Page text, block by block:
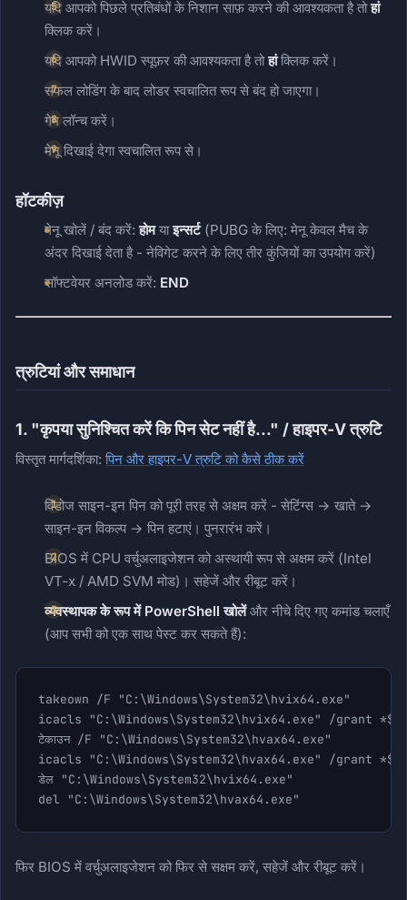
यदि आपको पिछले प्रतिबंधों के निशान साफ़ करने की आवश्यकता है तोहां
क्लिक करें।
यदि आपको HWID स्पूफ़र की आवश्यकता है तोहांक्लिक करें।
सफल लोडिंग के बाद लोडर स्वचालित रूप से बंद हो जाएगा।
गेम लॉन्च करें।
मेनू दिखाई देगा स्वचालित रूप से।
हॉटकीज़
मेनू खोलें / बंद करें:होमयाइन्सर्ट(PUBG के लिए: मेनू केवल मैच के
अंदर दिखाई देता है - नेविगेट करने के लिए तीर कुंजियों का उपयोग करें)
सॉफ्टवेयर अनलोड करें: END
त्रुटियां और समाधान
1. "कृपया सुनिश्चित करें कि पिन सेट नहीं है..." / हाइपर-V त्रुटि
विस्तृत मार्गदर्शिका:पिन और हाइपर-V त्रुटि को कैसे ठीक करें
विंडोज साइन-इन पिन को पूरी तरह से अक्षम करें - सेटिंग्स → खाते →
साइन-इन विकल्प → पिन हटाएं। पुनरारंभ करें।
BIOS में CPU वर्चुअलाइजेशन को अस्थायी रूप से अक्षम करें (Intel
VT-x / AMD SVM मोड)। सहेजें और रीबूट करें।
व्यवस्थापक के रूप में PowerShell खोलेंऔर नीचे दिए गए कमांड चलाएँ
(आप सभी को एक साथ पेस्ट कर सकते हैं):
takeown /F "C:\Windows\System32\hvix64.exe"
icacls "C:\Windows\System32\hvix64.exe" /grant
टेकाउन /F "C:\Windows\System32\hvax64.exe"
icacls "C:\Windows\System32\hvax64.exe" /grant
डेल "C:\Windows\System32\hvix64.exe"
del "C:\Windows\System32\hvax64.exe"
फिर BIOS में वर्चुअलाइजेशन को फिर से सक्षम करें, सहेजें और रीबूट करें।